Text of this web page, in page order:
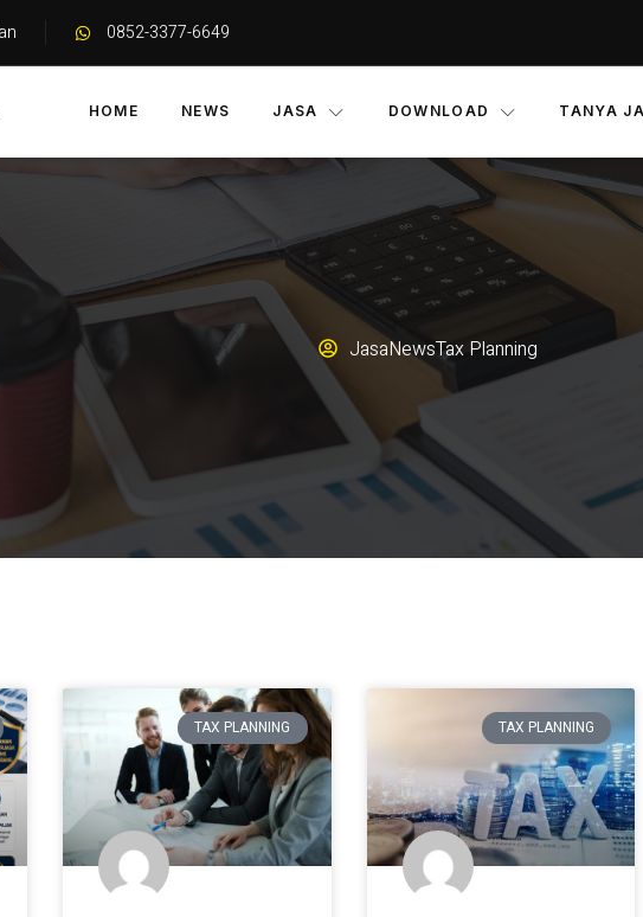
0852-3377-6649
HOME NEWS JASA DOWNLOAD TANYA
JasaNewsTax Planning
TAX PLANNING TAX PLANNING